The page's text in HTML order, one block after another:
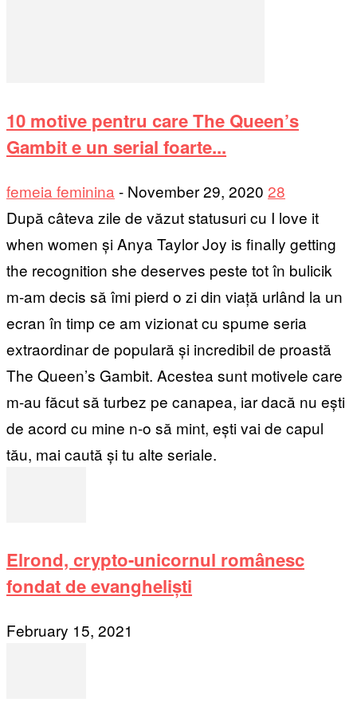
10 motive pentru care The Queen’s
Gambit e un serial foarte...
femeia feminina - November 29, 2020 28
După câteva zile de văzut statusuri cu I love it
when women și Anya Taylor Joy is finally getting
the recognition she deserves peste tot în bulicik
m-am decis să îmi pierd o zi din viață urlând la un
ecran în timp ce am vizionat cu spume seria
extraordinar de populară și incredibil de proastă
The Queen’s Gambit. Acestea sunt motivele care
m-au făcut să turbez pe canapea, iar dacă nu ești
de acord cu mine n-o să mint, ești vai de capul
tău, mai caută și tu alte seriale.
Elrond, crypto-unicornul românesc
fondat de evangheliști
February 15, 2021